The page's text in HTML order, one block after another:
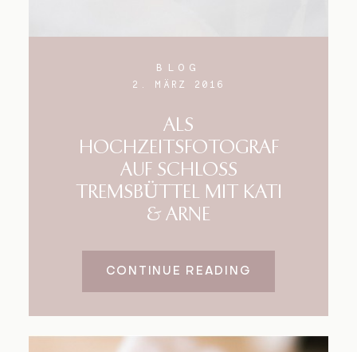
BLOG
2. MÄRZ 2016
ALS
HOCHZEITSFOTOGRAF
AUF SCHLOSS
TREMSBÜTTEL MIT KATI
& ARNE
CONTINUE READING